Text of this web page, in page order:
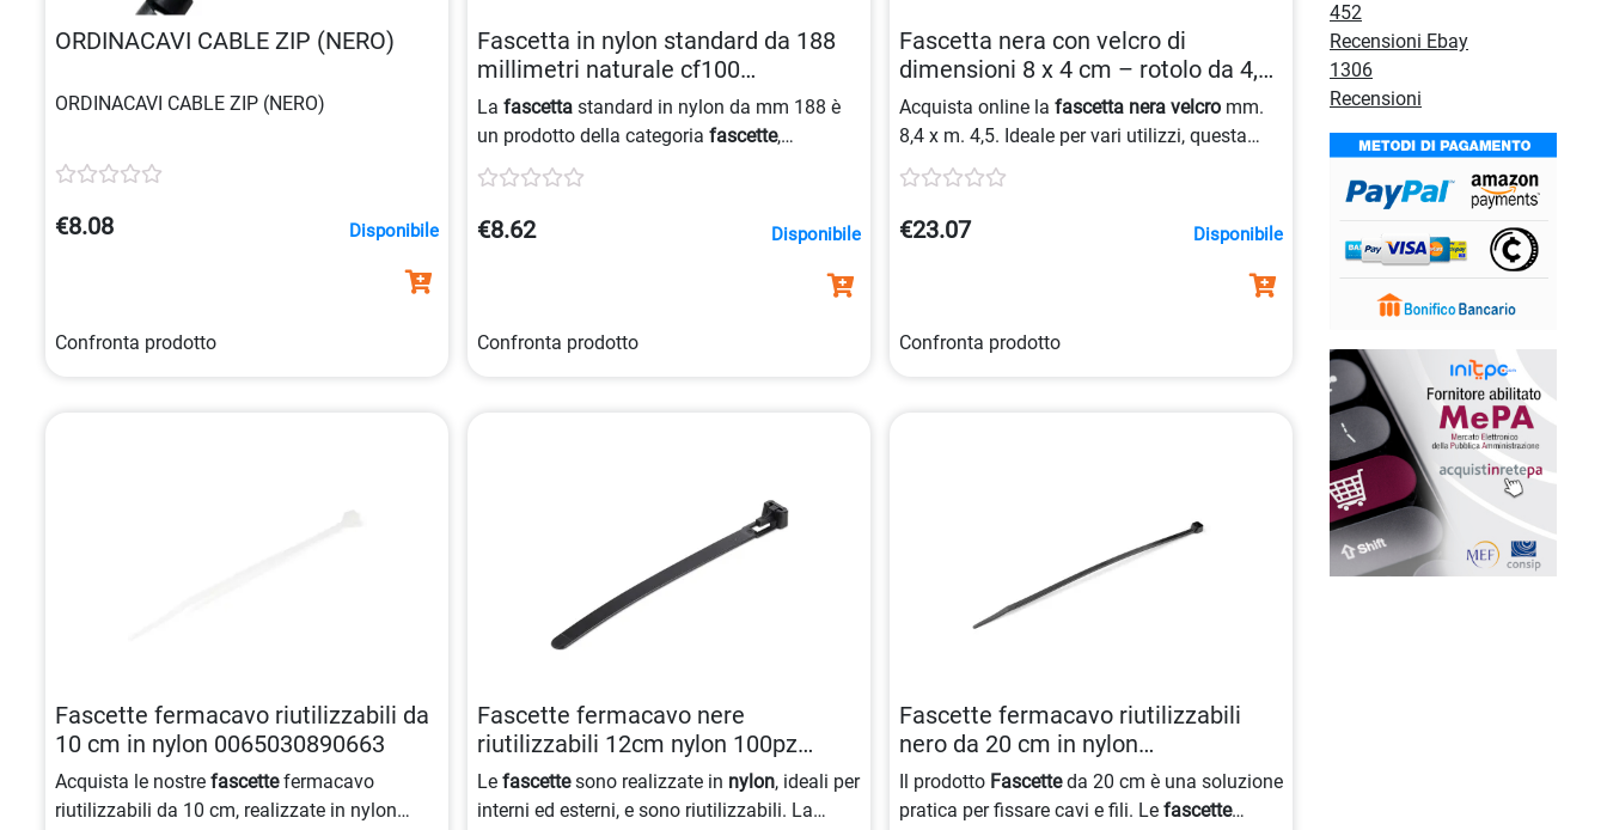
ORDINACAVI CABLE ZIP (NERO)
ORDINACAVI CABLE ZIP (NERO)
€8.08 Disponibile
Confronta prodotto
Fascetta in nylon standard da 188
millimetri naturale cf100
74983540457
Lafascetta standard in nylon da mm 188 è
un prodotto della categoriafascette,
realizzato in materiale
nostro catalogo.
€8.62 Disponibile
Confronta prodotto
Fascetta nera con velcro di
dimensioni 8 x 4 cm – rotolo da 4,5
metri 0074983626946
Acquista online lafascetta nera velcro mm.
8,4 x m. 4,5. Ideale per vari utilizzi, questa
fascetta in velcro
rimuovere.
€23.07 Disponibile
Confronta prodotto
Fascette fermacavo riutilizzabili da
10 cm in nylon 0065030890663
Acquista le nostre fascettefermacavo
riutilizzabili da 10 cm, realizzate in nylon
Fascette fermacavo nere
riutilizzabili 12cm nylon 100pz
0065030890472
Lefascettesono realizzate in nylon, ideali per
interni ed esterni, e sono riutilizzabili. La
Fascette fermacavo riutilizzabili
nero da 20 cm in nylon
autobloccanti 0065030890625
Il prodotto Fascetteda 20 cm è una soluzione
pratica per fissare cavi e fili. Lefascette
452
Recensioni Ebay
1306
Recensioni